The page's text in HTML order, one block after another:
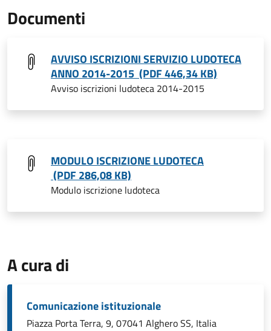
Documenti
AVVISO ISCRIZIONI SERVIZIO LUDOTECA
ANNO 2014-2015 (PDF 446,34 KB)
Avviso iscrizioni ludoteca 2014-2015
MODULO ISCRIZIONE LUDOTECA
(PDF 286,08 KB)
Modulo iscrizione ludoteca
A cura di
Comunicazione istituzionale
Piazza Porta Terra, 9, 07041 Alghero SS, Italia